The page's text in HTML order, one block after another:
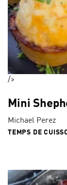
/>
Mini
Michael Perez
TEMPS DE